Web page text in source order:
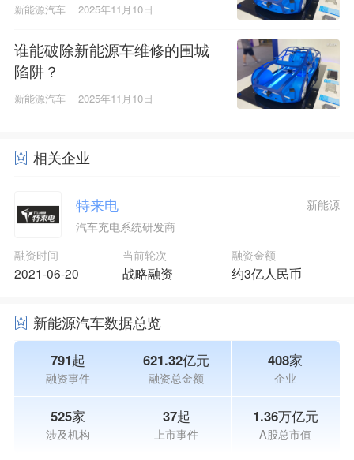
新能源汽车 2025年11月10日
谁能破除新能源车维修的围城
陷阱？
新能源汽车 2025年11月10日
相关企业
特来电
汽车充电系统研发商
新能源
融资时间
2021-06-20
当前轮次
战略融资
融资金额
约3亿人民币
新能源汽车数据总览
791起
融资事件
621.32亿元
融资总金额
408家
企业
525家
涉及机构
37起
上市事件
1.36万亿元
A股总市值